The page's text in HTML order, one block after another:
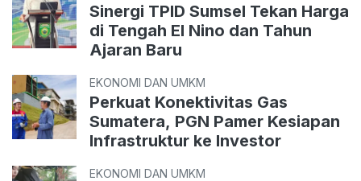
Sinergi TPID Sumsel Tekan Harga
di Tengah El Nino dan Tahun
Ajaran Baru
EKONOMI DAN UMKM
Perkuat Konektivitas Gas
Sumatera, PGN Pamer Kesiapan
Infrastruktur ke Investor
EKONOMI DAN UMKM